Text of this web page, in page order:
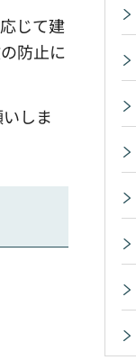
じて建
防止に
しま